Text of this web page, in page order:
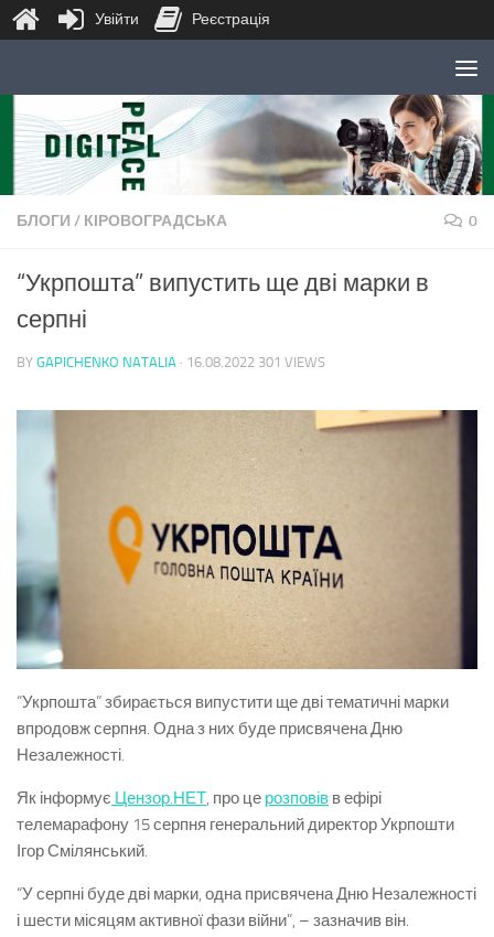
Skip to content
БЛОГИ / КІРОВОГРАДСЬКА 0
“Укрпошта” випустить ще дві марки в
серпні
BY GAPICHENKO NATALIA · 16.08.2022 301 VIEWS
“Укрпошта” збирається випустити ще дві тематичні марки
впродовж серпня. Одна з них буде присвячена Дню
Незалежності.
Як інформує Цензор.НЕТ, про це розповів в ефірі
телемарафону 15 серпня генеральний директор Укрпошти
Ігор Смілянський.
“У серпні буде дві марки, одна присвячена Дню Незалежності
і шести місяцям активної фази війни”, – зазначив він.
Увійти Реєстрація